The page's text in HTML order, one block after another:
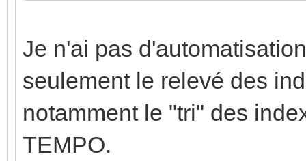
Je n'ai pas
seulement le relevé des
notamment le "tri" des
TEMPO.